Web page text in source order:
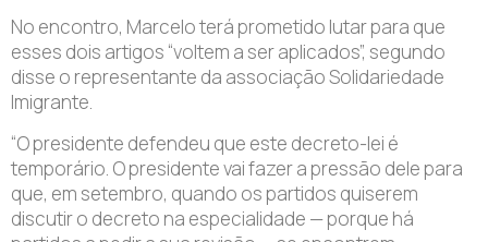
No encontro, Marcelo terá prometido lutar para que
esses dois artigos “voltem a ser aplicados”, segundo
disse o representante da associação Solidariedade
Imigrante.
“O presidente defendeu que este decreto-lei é
temporário. O presidente vai fazer a pressão dele para
que, em setembro, quando os partidos quiserem
discutir o decreto na especialidade — porque há